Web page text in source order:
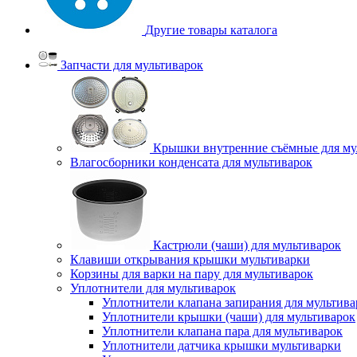
Другие товары каталога
Запчасти для мультиварок
Крышки внутренние съёмные для
Влагосборники конденсата для мультиварок
Кастрюли (чаши) для мультиварок
Клавиши открывания крышки мультиварки
Корзины для варки на пару для мультиварок
Уплотнители для мультиварок
Уплотнители клапана запирания для
Уплотнители крышки (чаши) для мультиварок
Уплотнители клапана пара для мультиварок
Уплотнители датчика крышки мультиварки